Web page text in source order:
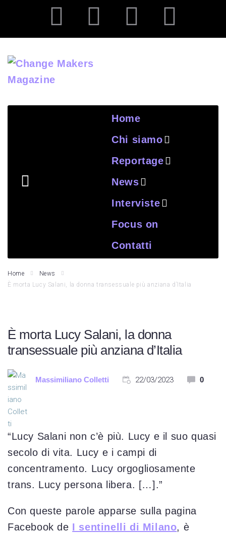
Home
Chi siamo
Reportage
News
Interviste
Focus on
Contatti
Home
News
È morta Lucy Salani, la donna transessuale più anziana d’Italia
È morta Lucy Salani, la donna
transessuale più anziana d’Italia
Massimiliano Colletti 22/03/2023 0
“Lucy Salani non c’è più. Lucy e il suo quasi
secolo di vita. Lucy e i campi di
concentramento. Lucy orgogliosamente
trans. Lucy persona libera. […].”
Con queste parole apparse sulla pagina
Facebook de I sentinelli di Milano, è